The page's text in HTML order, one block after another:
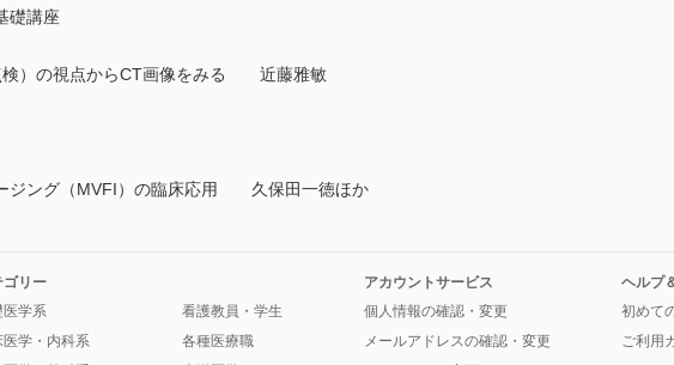
礎講座
検）の視点からCT画像をみる 近藤雅敏
ジング（MVFI）の臨床応用 久保田一徳ほか
ゴリー
医学系
医学・内科系
看護教員・学生
各種医療職
アカウントサービス
個人情報の確認・変更
メールアドレスの確認・変更
ヘルプ
初めて
ご利用